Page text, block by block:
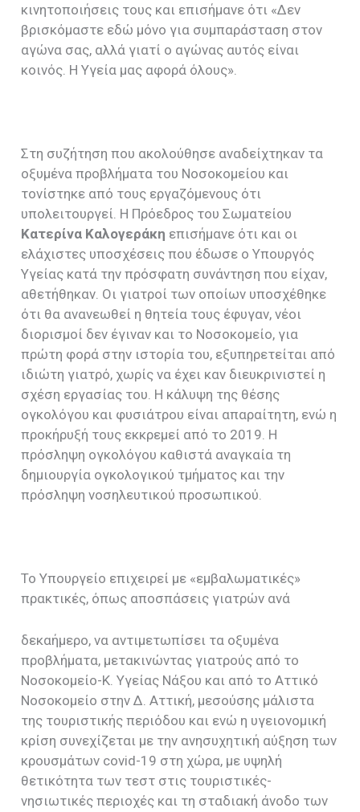
κινητοποιήσεις τους και επισήμανε ότι «Δεν
βρισκόμαστε εδώ μόνο για συμπαράσταση στον
αγώνα σας, αλλά γιατί ο αγώνας αυτός είναι
κοινός. Η Υγεία μας αφορά όλους».
Στη συζήτηση που ακολούθησε αναδείχτηκαν τα
οξυμένα προβλήματα του Νοσοκομείου και
τονίστηκε από τους εργαζόμενους ότι
υπολειτουργεί. Η Πρόεδρος του Σωματείου
Κατερίνα Καλογεράκη επισήμανε ότι και οι
ελάχιστες υποσχέσεις που έδωσε ο Υπουργός
Υγείας κατά την πρόσφατη συνάντηση που είχαν,
αθετήθηκαν. Οι γιατροί των οποίων υποσχέθηκε
ότι θα ανανεωθεί η θητεία τους έφυγαν, νέοι
διορισμοί δεν έγιναν και το Νοσοκομείο, για
πρώτη φορά στην ιστορία του, εξυπηρετείται από
ιδιώτη γιατρό, χωρίς να έχει καν διευκρινιστεί η
σχέση εργασίας του. Η κάλυψη της θέσης
ογκολόγου και φυσιάτρου είναι απαραίτητη, ενώ η
προκήρυξή τους εκκρεμεί από το 2019. Η
πρόσληψη ογκολόγου καθιστά αναγκαία τη
δημιουργία ογκολογικού τμήματος και την
πρόσληψη νοσηλευτικού προσωπικού.
Το Υπουργείο επιχειρεί με «εμβαλωματικές»
πρακτικές, όπως αποσπάσεις γιατρών ανά
δεκαήμερο, να αντιμετωπίσει τα οξυμένα
προβλήματα, μετακινώντας γιατρούς από το
Νοσοκομείο-Κ. Υγείας Νάξου και από το Αττικό
Νοσοκομείο στην Δ. Αττική, μεσούσης μάλιστα
της τουριστικής περιόδου και ενώ η υγειονομική
κρίση συνεχίζεται με την ανησυχητική αύξηση των
κρουσμάτων covid-19 στη χώρα, με υψηλή
θετικότητα των τεστ στις τουριστικές-
νησιωτικές περιοχές και τη σταδιακή άνοδο των